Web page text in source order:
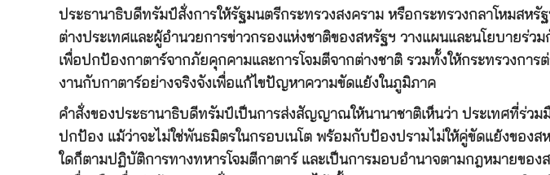
ประธานาธิบดีทรัมป์สั่งการให้รัฐมนตรีกระทรวงสงคราม หรือกระทรวงกลาโหมสหรั
ต่างประเทศและผู้อำนวยการข่าวกรองแห่งชาติของสหรัฐฯ วางแผนและนโยบายร่ว
เพื่อปกป้องกาตาร์จากภัยคุกคามและการโจมตีจากต่างชาติ รวมทั้งให้กระทรวงการ
งานกับกาตาร์อย่างจริงจังเพื่อแก้ไขปัญหาความขัดแย้งในภูมิภาค
คำสั่งของประธานาธิบดีทรัมป์เป็นการส่งสัญญาณให้นานาชาติเห็นว่า ประเทศที่ร่วม
ปกป้อง แม้ว่าจะไม่ใช่พันธมิตรในกรอบเนโต พร้อมกับป้องปรามไม่ให้คู่ขัดแย้งของส
ใดก็ตามปฏิบัติการทางทหารโจมตีกาตาร์ และเป็นการมอบอำนาจตามกฎหมายของ